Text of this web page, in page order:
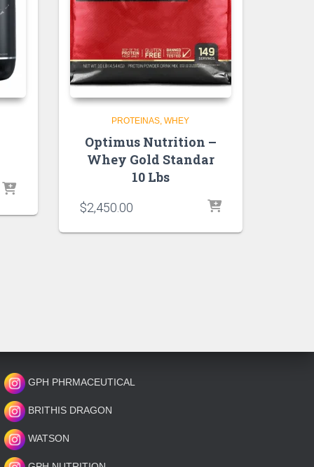
PROTEINAS WHEY
Optimus Nutrition –
Whey Gold Standar
10 Lbs
$2,450.00
GPH PHRMACEUTICAL
BRITHIS DRAGON
WATSON